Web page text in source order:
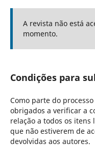
A revista não está
momento.
Condições para
Como parte do
obrigados a verificar a
relação a todos os itens
que não estiverem de
devolvidas aos autores.